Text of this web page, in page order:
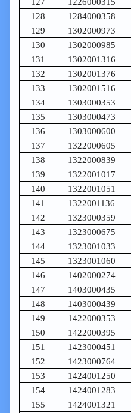
128
1284000358
129
1302000973
130
1302000985
131
1302001316
132
1302001376
133
1302001516
134
1303000353
135
1303000473
136
1303000600
137
1322000605
138
1322000839
139
1322001017
140
1322001051
141
1322001136
142
1323000359
143
1323000675
144
1323001033
145
1323001060
146
1402000274
147
1403000435
148
1403000439
149
1422000353
150
1422000395
151
1423000451
152
1423000764
153
1424001250
154
1424001283
155
1424001321